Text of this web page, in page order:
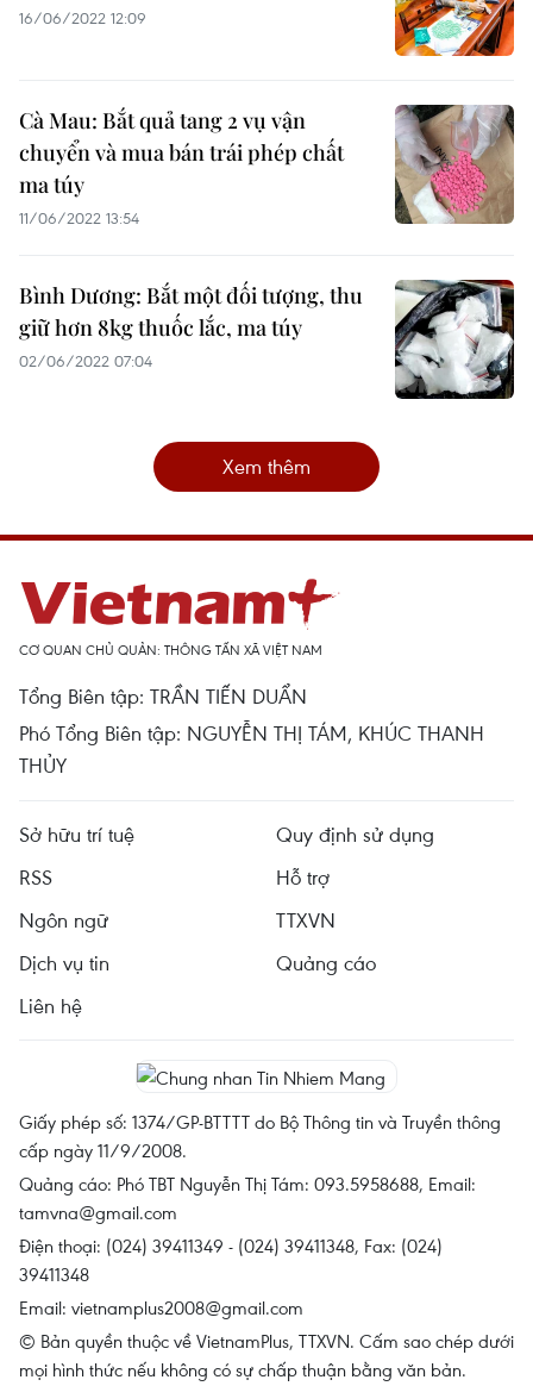
16/06/2022 12:09
Cà Mau: Bắt quả tang 2 vụ vận
chuyển và mua bán trái phép chất
ma túy
11/06/2022 13:54
Bình Dương: Bắt một đối tượng, thu
giữ hơn 8kg thuốc lắc, ma túy
02/06/2022 07:04
Xem thêm
CƠ QUAN CHỦ QUẢN: THÔNG TẤN XÃ VIỆT NAM
Tổng Biên tập: TRẦN TIẾN DUẨN
Phó Tổng Biên tập: NGUYỄN THỊ TÁM, KHÚC THANH
THỦY
Sở hữu trí tuệ
Quy định sử dụng
RSS
Hỗ trợ
Ngôn ngữ
TTXVN
Dịch vụ tin
Quảng cáo
Liên hệ
Giấy phép số: 1374/GP-BTTTT do Bộ Thông tin và Truyền thông
cấp ngày 11/9/2008.
Quảng cáo: Phó TBT Nguyễn Thị Tám: 093.5958688, Email:
tamvna@gmail.com
Điện thoại: (024) 39411349 - (024) 39411348, Fax: (024)
39411348
Email: vietnamplus2008@gmail.com
© Bản quyền thuộc về VietnamPlus, TTXVN. Cấm sao chép dưới
mọi hình thức nếu không có sự chấp thuận bằng văn bản.